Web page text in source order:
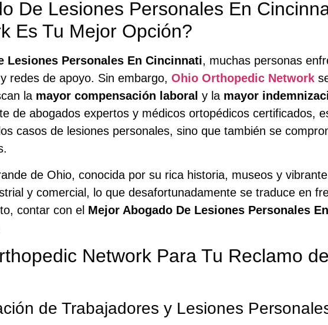
De Lesiones Personales En
Es Tu Mejor Opción?
Lesiones Personales En Cincinnati, muchas personas
redes de apoyo. Sin embargo, Ohio Orthopedic Network
la mayor compensación laboral y la mayor
de abogados expertos y médicos ortopédicos certificados,
casos de lesiones personales, sino que también se
de Ohio, conocida por su rica historia, museos y
y comercial, lo que desafortunadamente se traduce en
contar con el Mejor Abogado De Lesiones Personales
Network Para Tu Reclamo
de Trabajadores y Lesiones